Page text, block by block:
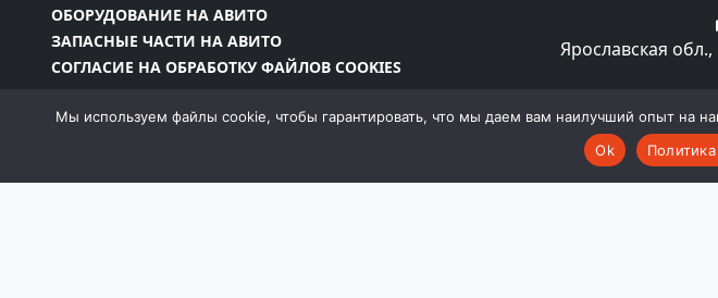
ОБОРУДОВАНИЕ НА АВИТО
ЗАПАСНЫЕ ЧАСТИ НА АВИТО
СОГЛАСИЕ НА ОБРАБОТКУ ФАЙЛОВ COOKIES
Ярославская
Мы используем файлы cookie, чтобы гарантировать, что мы даем вам наилучший опыт на
Ok